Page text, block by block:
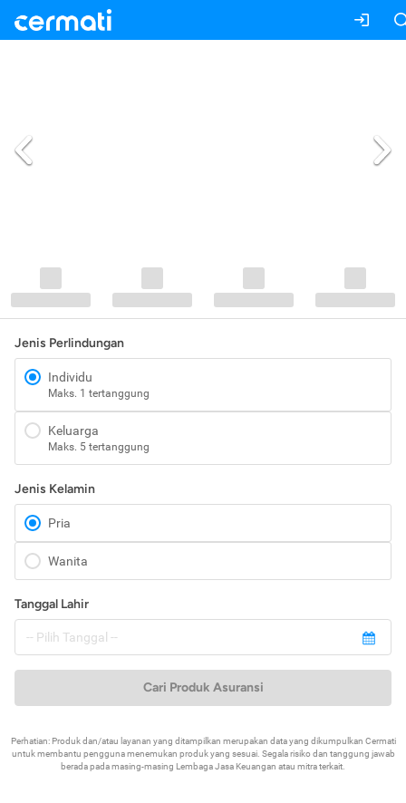
Jenis Perlindungan
Individu
Maks. 1 tertanggung
Keluarga
Maks. 5 tertanggung
Jenis Kelamin
Pria
Wanita
Tanggal Lahir
Cari Produk Asuransi
Perhatian: Produk dan/atau layanan yang ditampilkan merupakan data yang dikumpulkan Cermati
untuk membantu pengguna menemukan produk yang sesuai. Segala risiko dan tanggung jawab
berada pada masing-masing Lembaga Jasa Keuangan atau mitra terkait.